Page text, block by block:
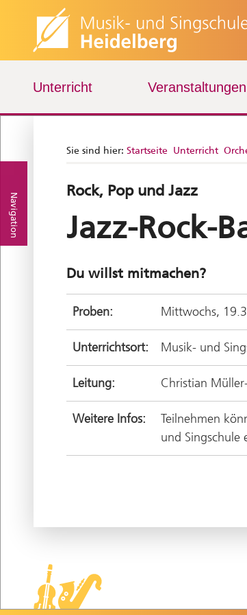
Unterricht Veranstaltungen
Sie sind hier: Startseite Unterricht
Navigation
Rock, Pop und Jazz
Jazz-Rock-
Du willst mitmachen?
Proben: Mittwochs,
Unterrichtsort: Musik- und
Leitung: Christian
Weitere Infos:
Teilnehmen
und Singschule